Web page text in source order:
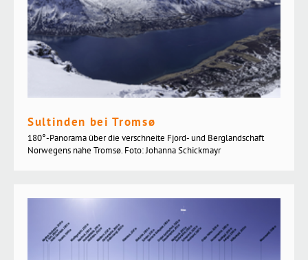
Sultinden bei Tromsø
180°-Panorama über die verschneite Fjord- und Berglandschaft
Norwegens nahe Tromsø. Foto: Johanna Schickmayr